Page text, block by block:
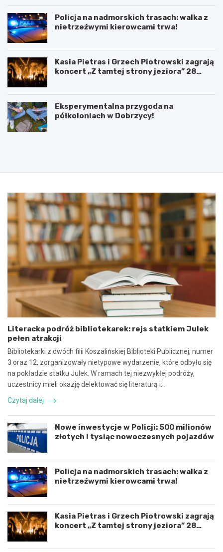
Policja na nadmorskich trasach: walka z
nietrzeźwymi kierowcami trwa!
Kasia Pietras i Grzech Piotrowski zagrają
koncert „Z tamtej strony jeziora” 28
Eksperymentalna przygoda na
półkoloniach w Dobrzycy!
P
n
i
e
u
m
o
w
y
n
w
ó
ł
p
r
a
c
ę
i
k
o
o
r
d
y
n
a
c
j
ę
r
z
w
o
j
5
2
0
2
5
:
N
i
e
b
z
e
c
z
n
e
z
d
a
r
z
e
n
i
e
d
r
o
g
o
w
p
o
d
K
Literacka podróż bibliotekarek: rejs statkiem Julek
pełen atrakcji
Bibliotekarki z dwóch filii Koszalińskiej Biblioteki Publicznej, numer
3 oraz 12, zorganizowały nietypowe wydarzenie, które odbyło się
na pokładzie statku Julek. W ramach tej niezwykłej podróży,
uczestnicy mieli okazję delektować się literaturą i…
Czytaj dalej
Nowe inwestycje w Policji: 500 milionów
złotych i tysiąc nowoczesnych pojazdów
Policja na nadmorskich trasach: walka z
nietrzeźwymi kierowcami trwa!
Kasia Pietras i Grzech Piotrowski zagrają
koncert „Z tamtej strony jeziora” 28